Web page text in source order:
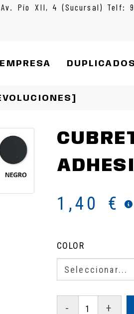
Pío XII, 4 (Sucursal) Telf:
EMPRESA DUPLICADOS
1,40 €
COLOR
- +